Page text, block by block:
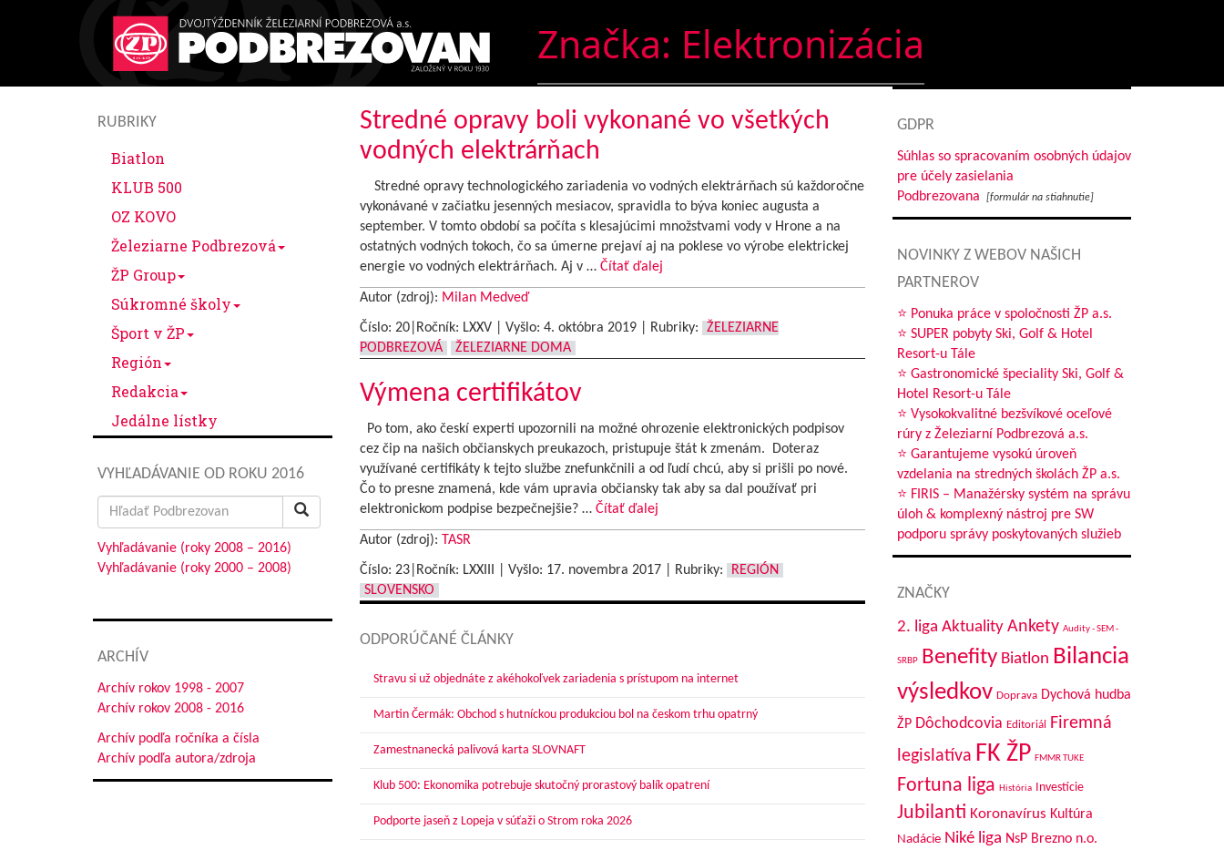
Značka: Elektronizácia
RUBRIKY
Biatlon
KLUB 500
OZ KOVO
Železiarne Podbrezová
ŽP Group
Súkromné školy
Šport v ŽP
Región
Redakcia
Jedálne lístky
VYHĽADÁVANIE OD ROKU 2016
Search
for:
Vyhľadávanie (roky 2008 – 2016)
Vyhľadávanie (roky 2000 – 2008)
ARCHÍV
Archív rokov 1998 - 2007
Archív rokov 2008 - 2016
Archív podľa ročníka a čísla
Archív podľa autora/zdroja
Stredné opravy boli vykonané vo všetkých
vodných elektrárňach
Stredné opravy technologického zariadenia vo vodných elektrárňach sú každoročne
vykonávané v začiatku jesenných mesiacov, spravidla to býva koniec augusta a
september. V tomto období sa počíta s klesajúcimi množstvami vody v Hrone a na
ostatných vodných tokoch, čo sa úmerne prejaví aj na poklese vo výrobe elektrickej
energie vo vodných elektrárňach. Aj v … Čítať ďalej
Autor (zdroj): Milan Medveď
Číslo: 20|Ročník: LXXV | Vyšlo: 4. októbra 2019| Rubriky:
ŽELEZIARNE
PODBREZOVÁ
ŽELEZIARNE DOMA
Výmena certifikátov
Po tom, ako českí experti upozornili na možné ohrozenie elektronických podpisov
cez čip na našich občianskych preukazoch, pristupuje štát k zmenám. Doteraz
využívané certifikáty k tejto službe znefunkčnili a od ľudí chcú, aby si prišli po nové.
Čo to presne znamená, kde vám upravia občiansky tak aby sa dal používať pri
elektronickom podpise bezpečnejšie? … Čítať ďalej
Autor (zdroj): TASR
Číslo: 23|Ročník: LXXIII | Vyšlo: 17. novembra 2017| Rubriky:
REGIÓN
SLOVENSKO
ODPORÚČANÉ ČLÁNKY
Stravu si už objednáte z akéhokoľvek zariadenia s prístupom na internet
Martin Čermák: Obchod s hutníckou produkciou bol na českom trhu opatrný
Zamestnanecká palivová karta SLOVNAFT
Klub 500: Ekonomika potrebuje skutočný prorastový balík opatrení
Podporte jaseň z Lopeja v súťaži o Strom roka 2026
GDPR
Súhlas so spracovaním osobných údajov
pre účely zasielania
Podbrezovana
[formulár na stiahnutie]
NOVINKY Z WEBOV NAŠICH
PARTNEROV
⭐ Ponuka práce v spoločnosti ŽP a.s.
⭐ SUPER pobyty Ski, Golf & Hotel
Resort-u Tále
⭐ Gastronomické špeciality Ski, Golf &
Hotel Resort-u Tále
⭐ Vysokokvalitné bezšvíkové oceľové
rúry z Železiarní Podbrezová a.s.
⭐ Garantujeme vysokú úroveň
vzdelania na stredných školách ŽP a.s.
⭐ FIRIS – Manažérsky systém na správu
úloh & komplexný nástroj pre SW
podporu správy poskytovaných služieb
ZNAČKY
2. liga Aktuality Ankety Audity - SEM -
SRBP Benefity Biatlon Bilancia
výsledkov Doprava Dychová hudba
ŽP Dôchodcovia Editoriál
Firemná
legislatíva FK ŽP FMMR TUKE
Fortuna liga História Investície
Jubilanti Koronavírus Kultúra
Nadácie Niké liga NsP Brezno n.o.